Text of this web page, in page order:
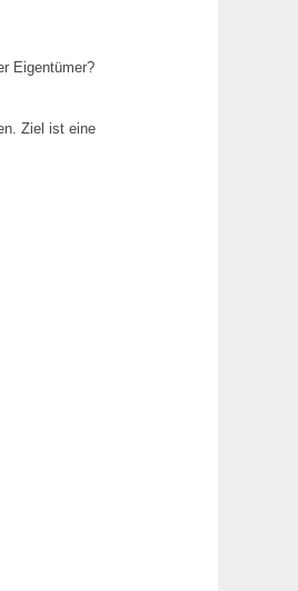
Eigentümer?
Ziel ist eine